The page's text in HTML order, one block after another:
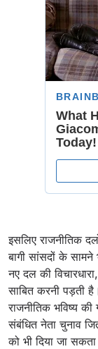
इसलिए राजनीतिक
बागी सांसदों के
नए दल की
साबित करनी पड़ती
राजनीतिक भविष्य की
संबंधित नेता चुनाव
को भी दिया जा